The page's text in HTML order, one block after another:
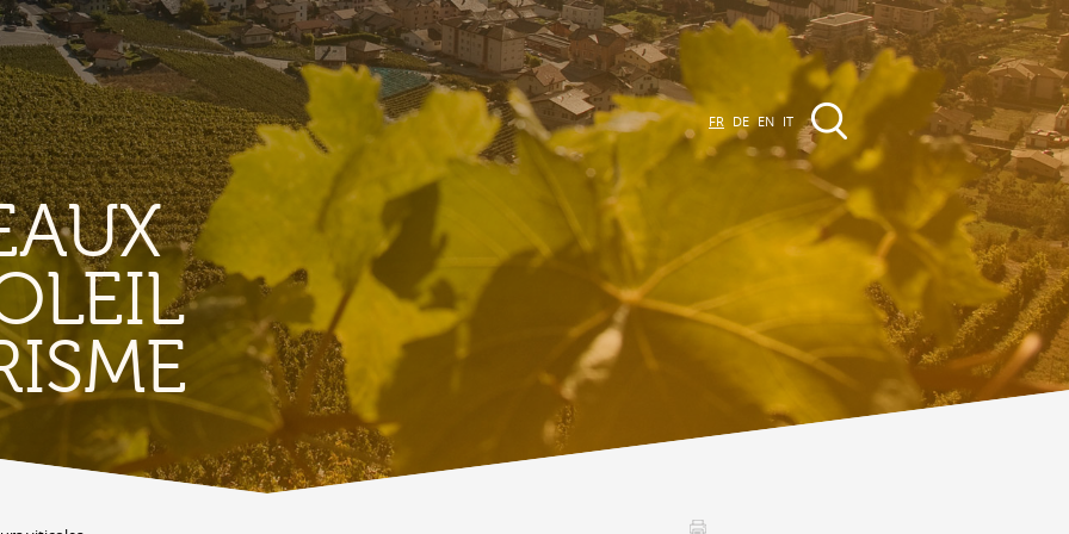
TERROIR &
PATRIMOINE
Vignoble & parcours viticoles
Produits et magasins du terroir
Bourg de Conthey
Eglises & chapelles
Vestiges gallo-romains d'Ardon
EVÈNEMENTS &
ACTIVITÉS
Activités dans la région
Promenades
Agenda des Manifestations
FR DE EN IT